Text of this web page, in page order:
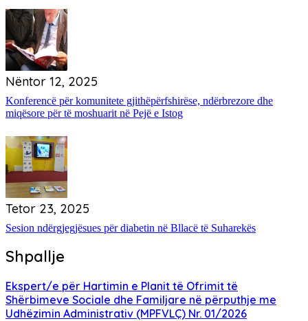
Nëntor 12, 2025
Konferencë për komunitete gjithëpërfshirëse, ndërbrezore dhe
miqësore për të moshuarit në Pejë e Istog
Tetor 23, 2025
Sesion ndërgjegjësues për diabetin në Bllacë të Suharekës
Shpallje
Ekspert/e për Hartimin e Planit të Ofrimit të
Shërbimeve Sociale dhe Familjare në përputhje me
Udhëzimin Administrativ (MPFVLÇ) Nr. 01/2026